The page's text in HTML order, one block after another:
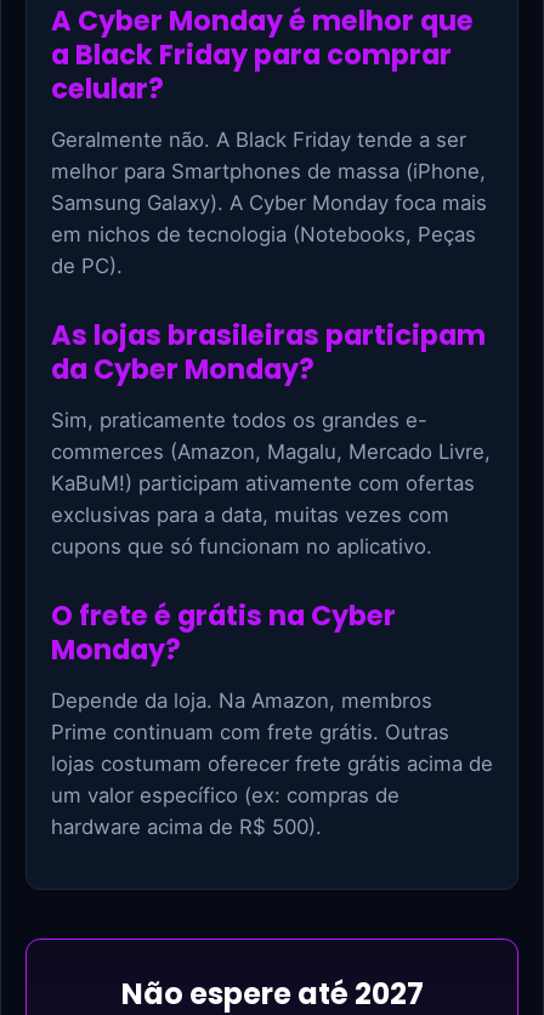
A Cyber Monday é melhor que
a Black Friday para comprar
celular?
Geralmente não. A Black Friday tende a ser
melhor para Smartphones de massa (iPhone,
Samsung Galaxy). A Cyber Monday foca mais
em nichos de tecnologia (Notebooks, Peças
de PC).
As lojas brasileiras participam
da Cyber Monday?
Sim, praticamente todos os grandes e-
commerces (Amazon, Magalu, Mercado Livre,
KaBuM!) participam ativamente com ofertas
exclusivas para a data, muitas vezes com
cupons que só funcionam no aplicativo.
O frete é grátis na Cyber
Monday?
Depende da loja. Na Amazon, membros
Prime continuam com frete grátis. Outras
lojas costumam oferecer frete grátis acima de
um valor específico (ex: compras de
hardware acima de R$ 500).
Não espere até 2027